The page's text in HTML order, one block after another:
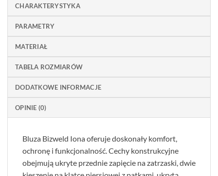
CHARAKTERYSTYKA
PARAMETRY
MATERIAŁ
TABELA ROZMIARÓW
DODATKOWE INFORMACJE
OPINIE (0)
Bluza Bizweld Iona oferuje doskonały komfort,
ochronę i funkcjonalność. Cechy konstrukcyjne
obejmują ukryte przednie zapięcie na zatrzaski, dwie